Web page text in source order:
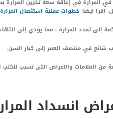
المرارة في إعاقة سعة تخزين المرارة
اقرا ايضا: خطوات عملية استئصال
إلى تمدد المرارة ، مما يؤدي إلى
شائع في منتصف العمر إلى كبار السن.
العلامات والاعراض التى تسبب للكلب
انسداد